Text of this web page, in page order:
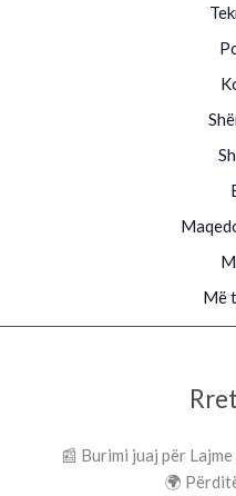
Më
📰 Burimi juaj për
🌍